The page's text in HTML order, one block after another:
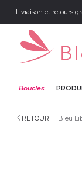
Livraison et retours
Boucles
RETOUR Bleu